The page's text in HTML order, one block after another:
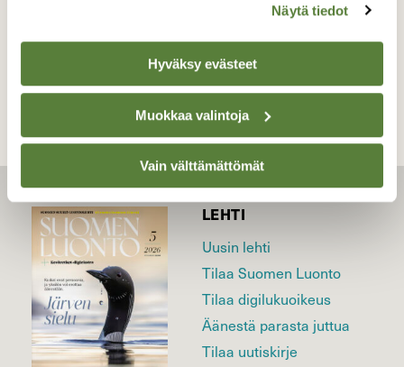
Näytä tiedot
Hyväksy evästeet
Muokkaa valintoja
Vain välttämättömät
TAKAISIN LISTAAN
LEHTI
Uusin lehti
Tilaa Suomen Luonto
Tilaa digilukuoikeus
Äänestä parasta juttua
Tilaa uutiskirje